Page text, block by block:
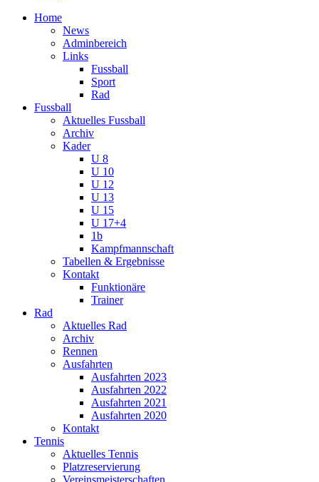
Home
News
Adminbereich
Links
Fussball
Sport
Rad
Fussball
Aktuelles Fussball
Archiv
Kader
U 8
U 10
U 12
U 13
U 15
U 17+4
1b
Kampfmannschaft
Tabellen & Ergebnisse
Kontakt
Funktionäre
Trainer
Rad
Aktuelles Rad
Archiv
Rennen
Ausfahrten
Ausfahrten 2023
Ausfahrten 2022
Ausfahrten 2021
Ausfahrten 2020
Kontakt
Tennis
Aktuelles Tennis
Platzreservierung
Vereinsmeisterschaften